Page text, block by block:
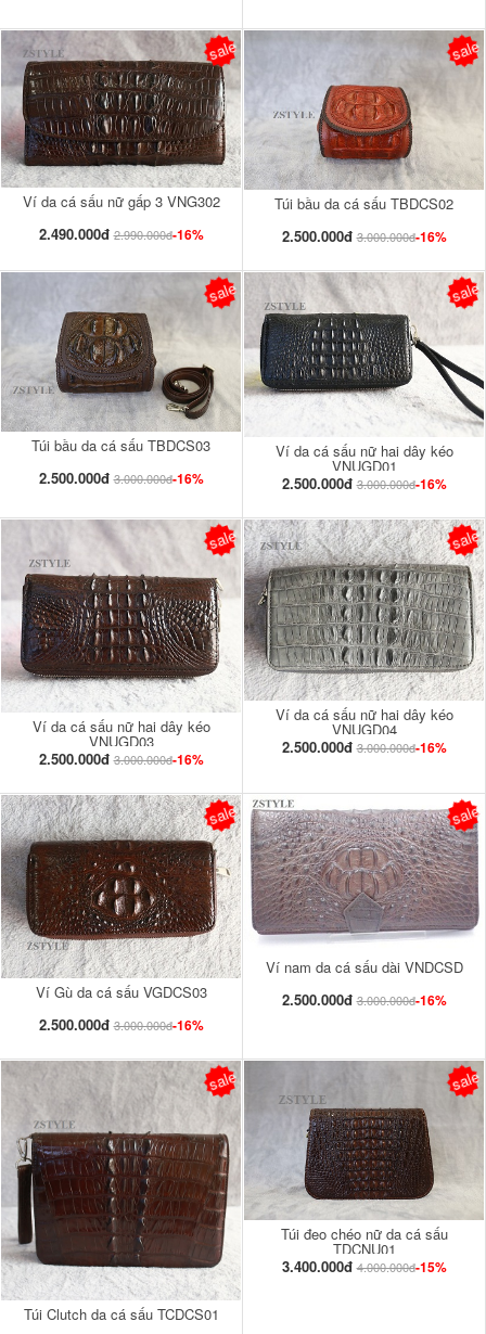
Ví da cá sấu nữ gấp 3 VNG302
2.490.000đ 2.990.000đ-16%
sale
Túi bầu da cá sấu TBDCS02
2.500.000đ 3.000.000đ-16%
sale
Túi bầu da cá sấu TBDCS03
2.500.000đ 3.000.000đ-16%
sale
Ví da cá sấu nữ hai dây kéo
VNUGD01
2.500.000đ 3.000.000đ-16%
sale
Ví da cá sấu nữ hai dây kéo
VNUGD03
2.500.000đ 3.000.000đ-16%
sale
Ví da cá sấu nữ hai dây kéo
VNUGD04
2.500.000đ 3.000.000đ-16%
sale
Ví Gù da cá sấu VGDCS03
2.500.000đ 3.000.000đ-16%
sale
Ví nam da cá sấu dài VNDCSD
2.500.000đ 3.000.000đ-16%
sale
Túi Clutch da cá sấu TCDCS01
sale
Túi đeo chéo nữ da cá sấu
TDCNU01
3.400.000đ 4.000.000đ-15%
sale